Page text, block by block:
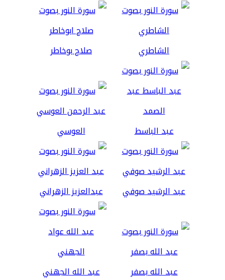
الشاطري صلاح بوخاطر
عبد الباسط العوسي
عبد الرشيد صوفي عبدالعزيز الزهراني
عبد الله بصفر عبد الله الجهني